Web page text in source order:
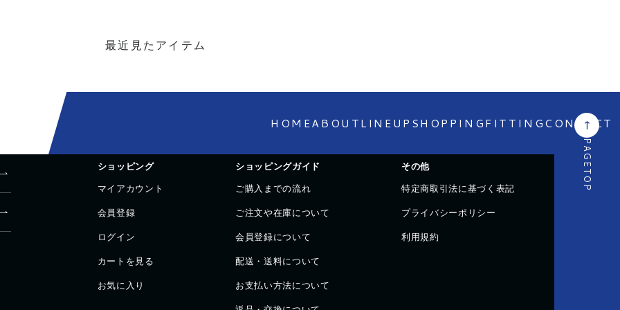
最近見たアイテム
HOMEABOUTLINEUP SHOPPINGFITTINGCONTACT
ショッピング
マイアカウント
会員登録
ログイン
カートを見る
お気に入り
ショッピングガイド
ご購入までの流れ
ご注文や在庫について
会員登録について
配送・送料について
お支払い方法について
その他
特定商取引法に基づく表記
プライバシーポリシー
利用規約
TOP